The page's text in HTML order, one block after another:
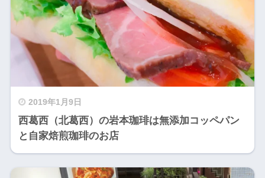
2019年1月9日
西葛西（北葛西）の岩本珈琲は無添加コッペパン
と自家焙煎珈琲のお店